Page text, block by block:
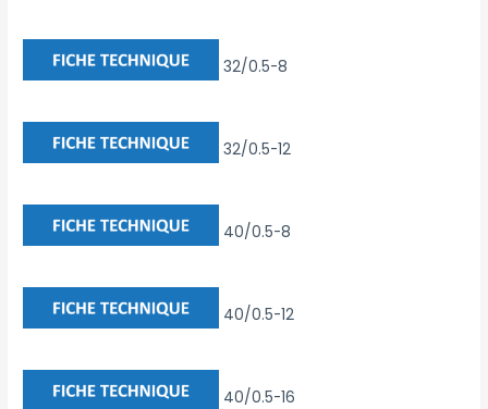
32/0.5-8
32/0.5-12
40/0.5-8
40/0.5-12
40/0.5-16